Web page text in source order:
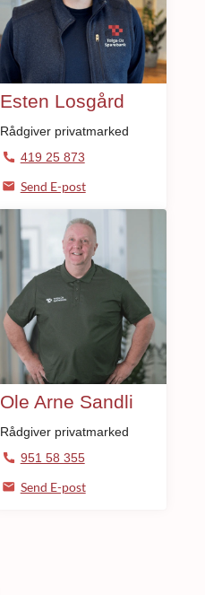
Esten Losgård
Rådgiver privatmarked
419 25 873
Send E-post
Ole Arne Sandli
Rådgiver privatmarked
951 58 355
Send E-post